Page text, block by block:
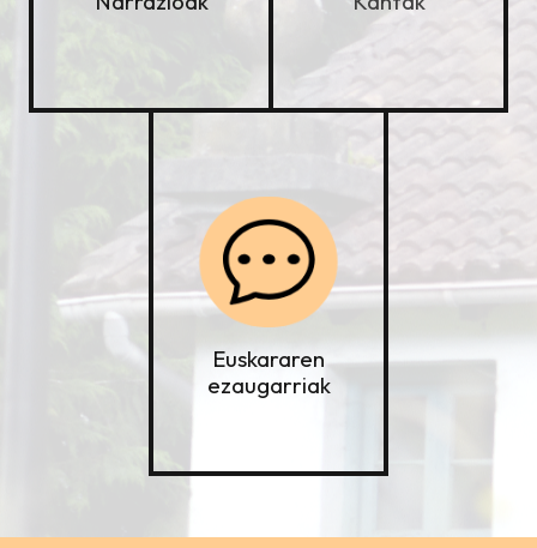
Euskararen
ezaugarriak